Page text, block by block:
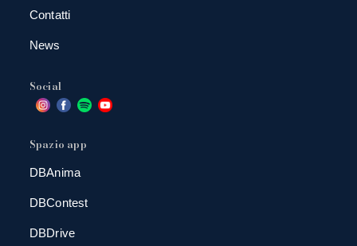
Contatti
News
Social
Spazio app
DBAnima
DBContest
DBDrive